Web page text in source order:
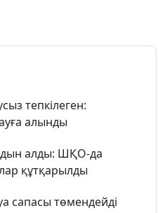
тепкілеген:
алынды
алды: ШҚО-да
құтқарылды
сапасы төмендейді